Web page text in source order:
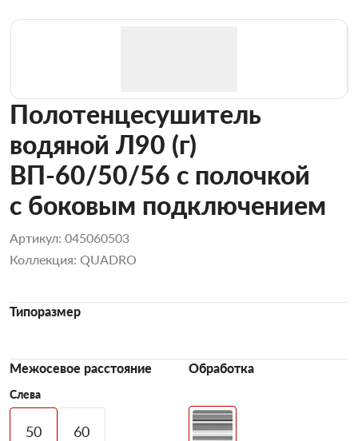
Полотенцесушитель
водяной Л90 (г)
ВП-60/50/56 с полочкой
с боковым подключением
Артикул: 045060503
Коллекция: QUADRO
Типоразмер
Межосевое расстояние
Слева
50 60
Обработка